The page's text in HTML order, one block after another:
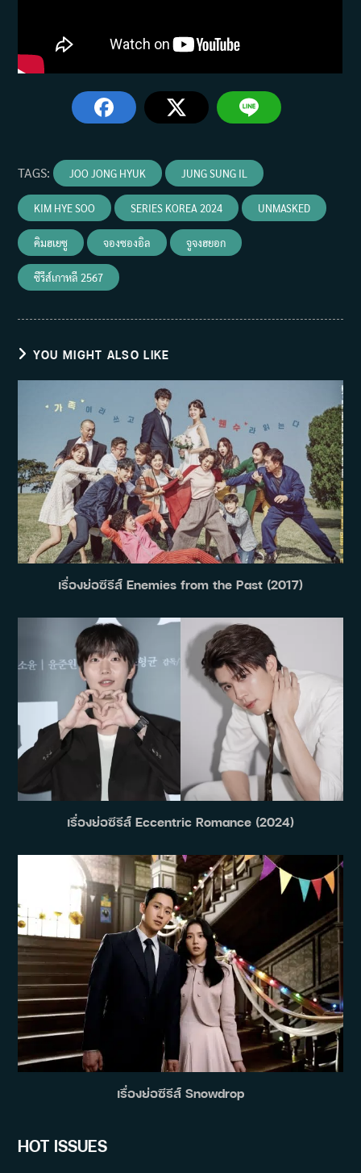
TAGS: JOO JONG HYUK JUNG SUNG IL
KIM HYE SOO SERIES KOREA 2024 UNMASKED
คิมฮเยซู จองซองอิล จูจงฮยอก
ซีรีส์เกาหลี 2567
YOU MIGHT ALSO LIKE
เรื่องย่อซีรีส์ Enemies from the Past (2017)
เรื่องย่อซีรีส์ Eccentric Romance (2024)
เรื่องย่อซีรีส์ Snowdrop
HOT ISSUES